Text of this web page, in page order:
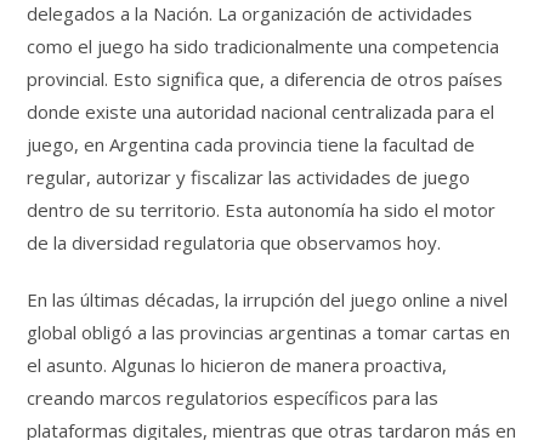
delegados a la Nación. La organización de actividades
como el juego ha sido tradicionalmente una competencia
provincial. Esto significa que, a diferencia de otros países
donde existe una autoridad nacional centralizada para el
juego, en Argentina cada provincia tiene la facultad de
regular, autorizar y fiscalizar las actividades de juego
dentro de su territorio. Esta autonomía ha sido el motor
de la diversidad regulatoria que observamos hoy.
En las últimas décadas, la irrupción del juego online a nivel
global obligó a las provincias argentinas a tomar cartas en
el asunto. Algunas lo hicieron de manera proactiva,
creando marcos regulatorios específicos para las
plataformas digitales, mientras que otras tardaron más en